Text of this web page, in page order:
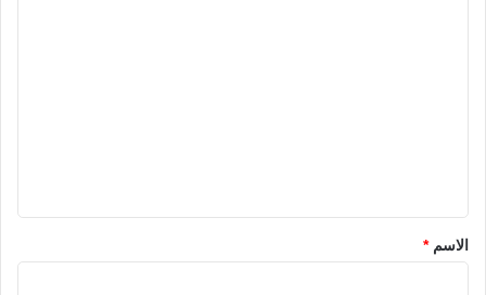
*الاسم*